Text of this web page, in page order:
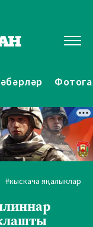
#кыскача яңалыклар